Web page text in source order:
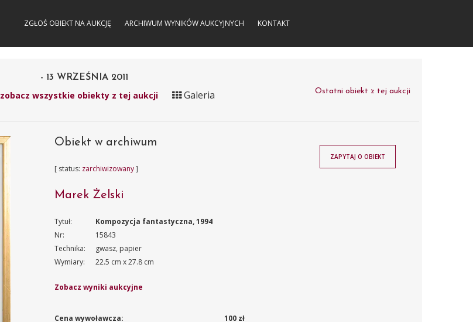
ZGŁOŚ OBIEKT NA AUKCJĘ ARCHIWUM WYNIKÓW AUKCYJNYCH KONTAKT
- 13 WRZEŚNIA 2011
zobacz wszystkie obiekty z tej aukcji Galeria Ostatni obiekt z tej aukcji
Obiekt w archiwum
[ status: zarchiwizowany]
Marek Żelski
Tytuł:
Kompozycja fantastyczna, 1994
Nr:
15843
Technika:
gwasz, papier
Wymiary:
22.5 cm x 27.8 cm
Zobacz wyniki aukcyjne
Cena wywoławcza: 100 zł
ZAPYTAJ O OBIEKT